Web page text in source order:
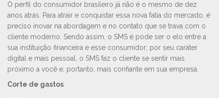
O perfil do consumidor brasileiro já não é o mesmo de dez
anos atrás. Para atrair e conquistar essa nova fatia do mercado, é
preciso inovar na abordagem e no contato que se trava com o
cliente moderno. Sendo assim, o SMS é pode ser o elo entre a
sua instituição financeira e esse consumidor; por seu caráter
digital e mais pessoal, o SMS faz o cliente se sentir mais
próximo a você e, portanto, mais confiante em sua empresa.
Corte de gastos